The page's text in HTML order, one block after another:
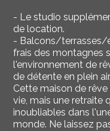
- Le studio
de location.
- Balcons/terrasses/
frais des montagnes
l'environnement de
de détente en plein air.
Cette maison de
vie, mais une retraite
inoubliables dans
monde. Ne laissez